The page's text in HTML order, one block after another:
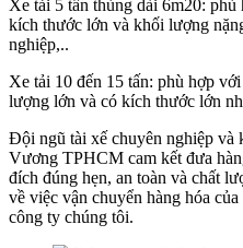
Xe tải 5 tấn thùng dài 6m20:
kích thước lớn và khối lượng
nghiệp,..
Xe tải 10 đến 15 tấn: phù hợp
lượng lớn và có kích thước lớn
Đội ngũ tài xế chuyên nghiệp và
Vương TPHCM cam kết đưa
đích đúng hẹn, an toàn và chất
về việc vận chuyển hàng hóa
công ty chúng tôi.